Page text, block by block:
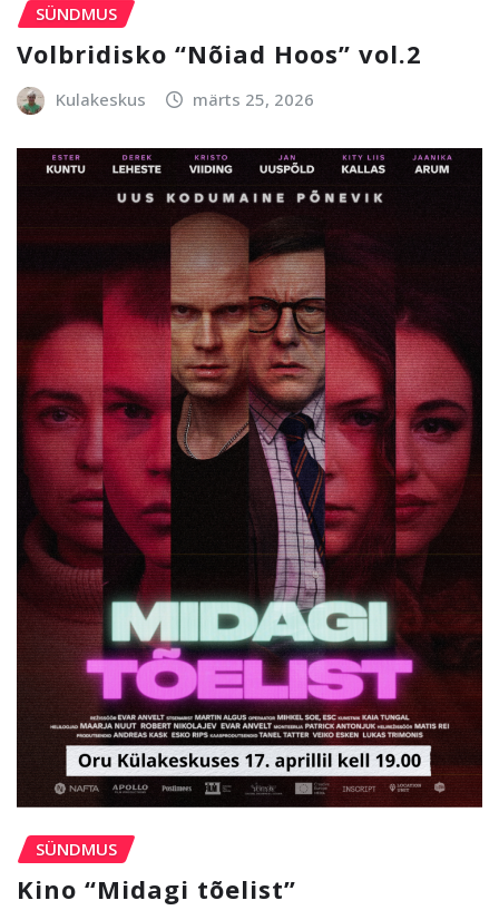
SÜNDMUS
Volbridisko “Nõiad Hoos” vol.2
Kulakeskus märts 25, 2026
SÜNDMUS
Kino “Midagi tõelist”